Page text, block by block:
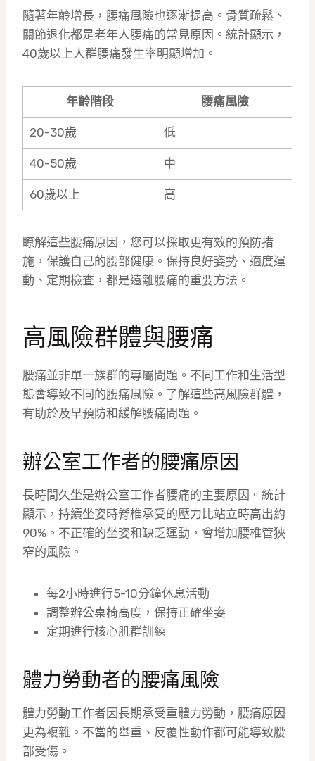
隨著年齡增長，腰痛風險也逐漸提高。骨質疏鬆、
關節退化都是老年人腰痛的常見原因。統計顯示，
40歲以上人群腰痛發生率明顯增加。
年齡階段 腰痛風險
20-30歲 低
40-50歲 中
60歲以上 高
瞭解這些腰痛原因，您可以採取更有效的預防措
施，保護自己的腰部健康。保持良好姿勢、適度運
動、定期檢查，都是遠離腰痛的重要方法。
高風險群體與腰痛
腰痛並非單一族群的專屬問題。不同工作和生活型
態會導致不同的腰痛風險。了解這些高風險群體，
有助於及早預防和緩解腰痛問題。
辦公室工作者的腰痛原因
長時間久坐是辦公室工作者腰痛的主要原因。統計
顯示，持續坐姿時脊椎承受的壓力比站立時高出約
90%。不正確的坐姿和缺乏運動，會增加腰椎管狹
窄的風險。
每2小時進行5-10分鐘休息活動
調整辦公桌椅高度，保持正確坐姿
定期進行核心肌群訓練
體力勞動者的腰痛風險
體力勞動工作者因長期承受重體力勞動，腰痛原因
更為複雜。不當的舉重、反覆性動作都可能導致腰
部受傷。